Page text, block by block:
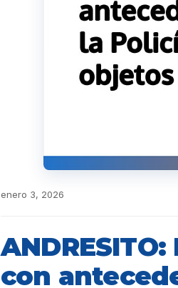
enero 3, 2026
con